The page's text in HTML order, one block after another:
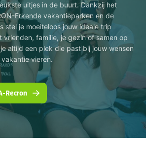
uitjes in de buurt. Dankzij het
Erkende vakantieparken en de
stel je moeiteloos jouw ideale trip
vrienden, familie, je gezin of samen op
altijd een plek die past bij jouw wensen
vieren.
Recron